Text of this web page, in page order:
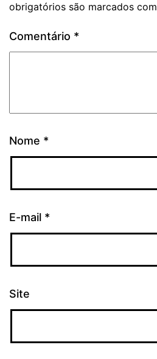
obrigatórios são marcados com
Comentário *
Nome *
E-mail *
Site